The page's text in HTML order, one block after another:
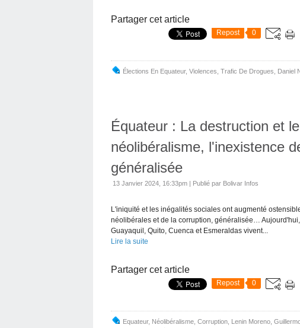
Partager cet article
Repost 0
Élections En Equateur, Violences Trafic De Drogues Daniel
Équateur : La destruction et
néolibéralisme, l'inexistence
généralisée
13 Janvier 2024, 16:33pm | Publié par Bolivar Infos
L'iniquité et les inégalités sociales ont augmenté
néolibérales et de la corruption, généralisée…
Guayaquil, Quito, Cuenca et Esmeraldas vivent...
Lire la suite
Partager cet article
Repost 0
Equateur, Néolibéralisme Corruption Lenin Moreno